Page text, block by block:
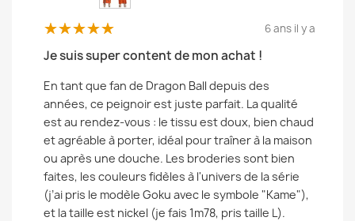
6 ans il y a
Je suis super content de mon achat !
En tant que fan de Dragon Ball depuis des
années, ce peignoir est juste parfait. La qualité
est au rendez-vous : le tissu est doux, bien chaud
et agréable à porter, idéal pour traîner à la maison
ou après une douche. Les broderies sont bien
faites, les couleurs fidèles à l'univers de la série
(j’ai pris le modèle Goku avec le symbole "Kame"),
et la taille est nickel (je fais 1m78, pris taille L).